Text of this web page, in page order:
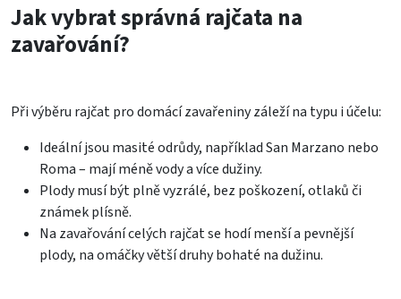
Jak vybrat správná rajčata na
zavařování?
Při výběru rajčat pro domácí zavařeniny záleží na typu i účelu:
Ideální jsou masité odrůdy, například San Marzano nebo
Roma – mají méně vody a více dužiny.
Plody musí být plně vyzrálé, bez poškození, otlaků či
známek plísně.
Na zavařování celých rajčat se hodí menší a pevnější
plody, na omáčky větší druhy bohaté na dužinu.